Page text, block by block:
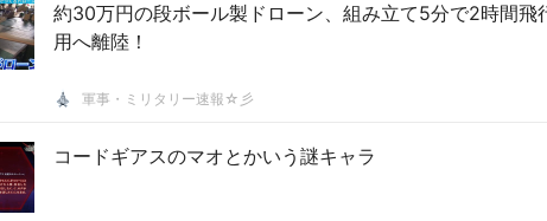
約30万円の段ボール製ドローン、組み立て5分で2時間
用へ離陸！
軍事・ミリタリー速報☆彡
コードギアスのマオとかいう謎キャラ